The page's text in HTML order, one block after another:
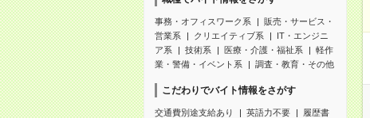
事務・オフィスワーク系
販売・サービス・
営業系
クリエイティブ系
IT・エンジニ
ア系
技術系 医療・介護・福祉系
軽作
業・警備・イベント系
調査・教育・その他
こだわりでバイト情報をさがす
交通費別途支給あり 英語力不要
履歴書